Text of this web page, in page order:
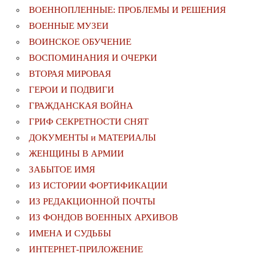
ВОЕННОПЛЕННЫЕ: ПРОБЛЕМЫ И РЕШЕНИЯ
ВОЕННЫЕ МУЗЕИ
ВОИНСКОЕ ОБУЧЕНИЕ
ВОСПОМИНАНИЯ И ОЧЕРКИ
ВТОРАЯ МИРОВАЯ
ГЕРОИ И ПОДВИГИ
ГРАЖДАНСКАЯ ВОЙНА
ГРИФ СЕКРЕТНОСТИ СНЯТ
ДОКУМЕНТЫ и МАТЕРИАЛЫ
ЖЕНЩИНЫ В АРМИИ
ЗАБЫТОЕ ИМЯ
ИЗ ИСТОРИИ ФОРТИФИКАЦИИ
ИЗ РЕДАКЦИОННОЙ ПОЧТЫ
ИЗ ФОНДОВ ВОЕННЫХ АРХИВОВ
ИМЕНА И СУДЬБЫ
ИНТЕРНЕТ-ПРИЛОЖЕНИЕ